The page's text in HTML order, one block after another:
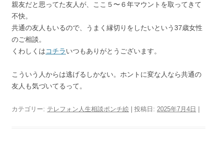
親友だと思ってた友人が、ここ５〜６年マウントを取ってきて
不快。
共通の友人もいるので、うまく縁切りをしたいという37歳女性
のご相談。
くわしくはコチラいつもありがとうございます。
こういう人からは逃げるしかない。ホントに変な人なら共通の
友人も気づいてるって。
カテゴリー: テレフォン人生相談ポンチ絵 | 投稿日: 2025年7月4日